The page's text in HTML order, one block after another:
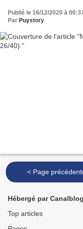
Publié le 16/12/2020 à
Par Puystory
< Page
Hébergé par Canalblog
Top articles